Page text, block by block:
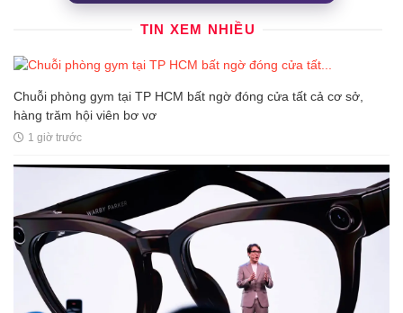
TIN XEM NHIỀU
Chuỗi phòng gym tại TP HCM bất ngờ đóng cửa tất cả cơ sở,
hàng trăm hội viên bơ vơ
1 giờ trước